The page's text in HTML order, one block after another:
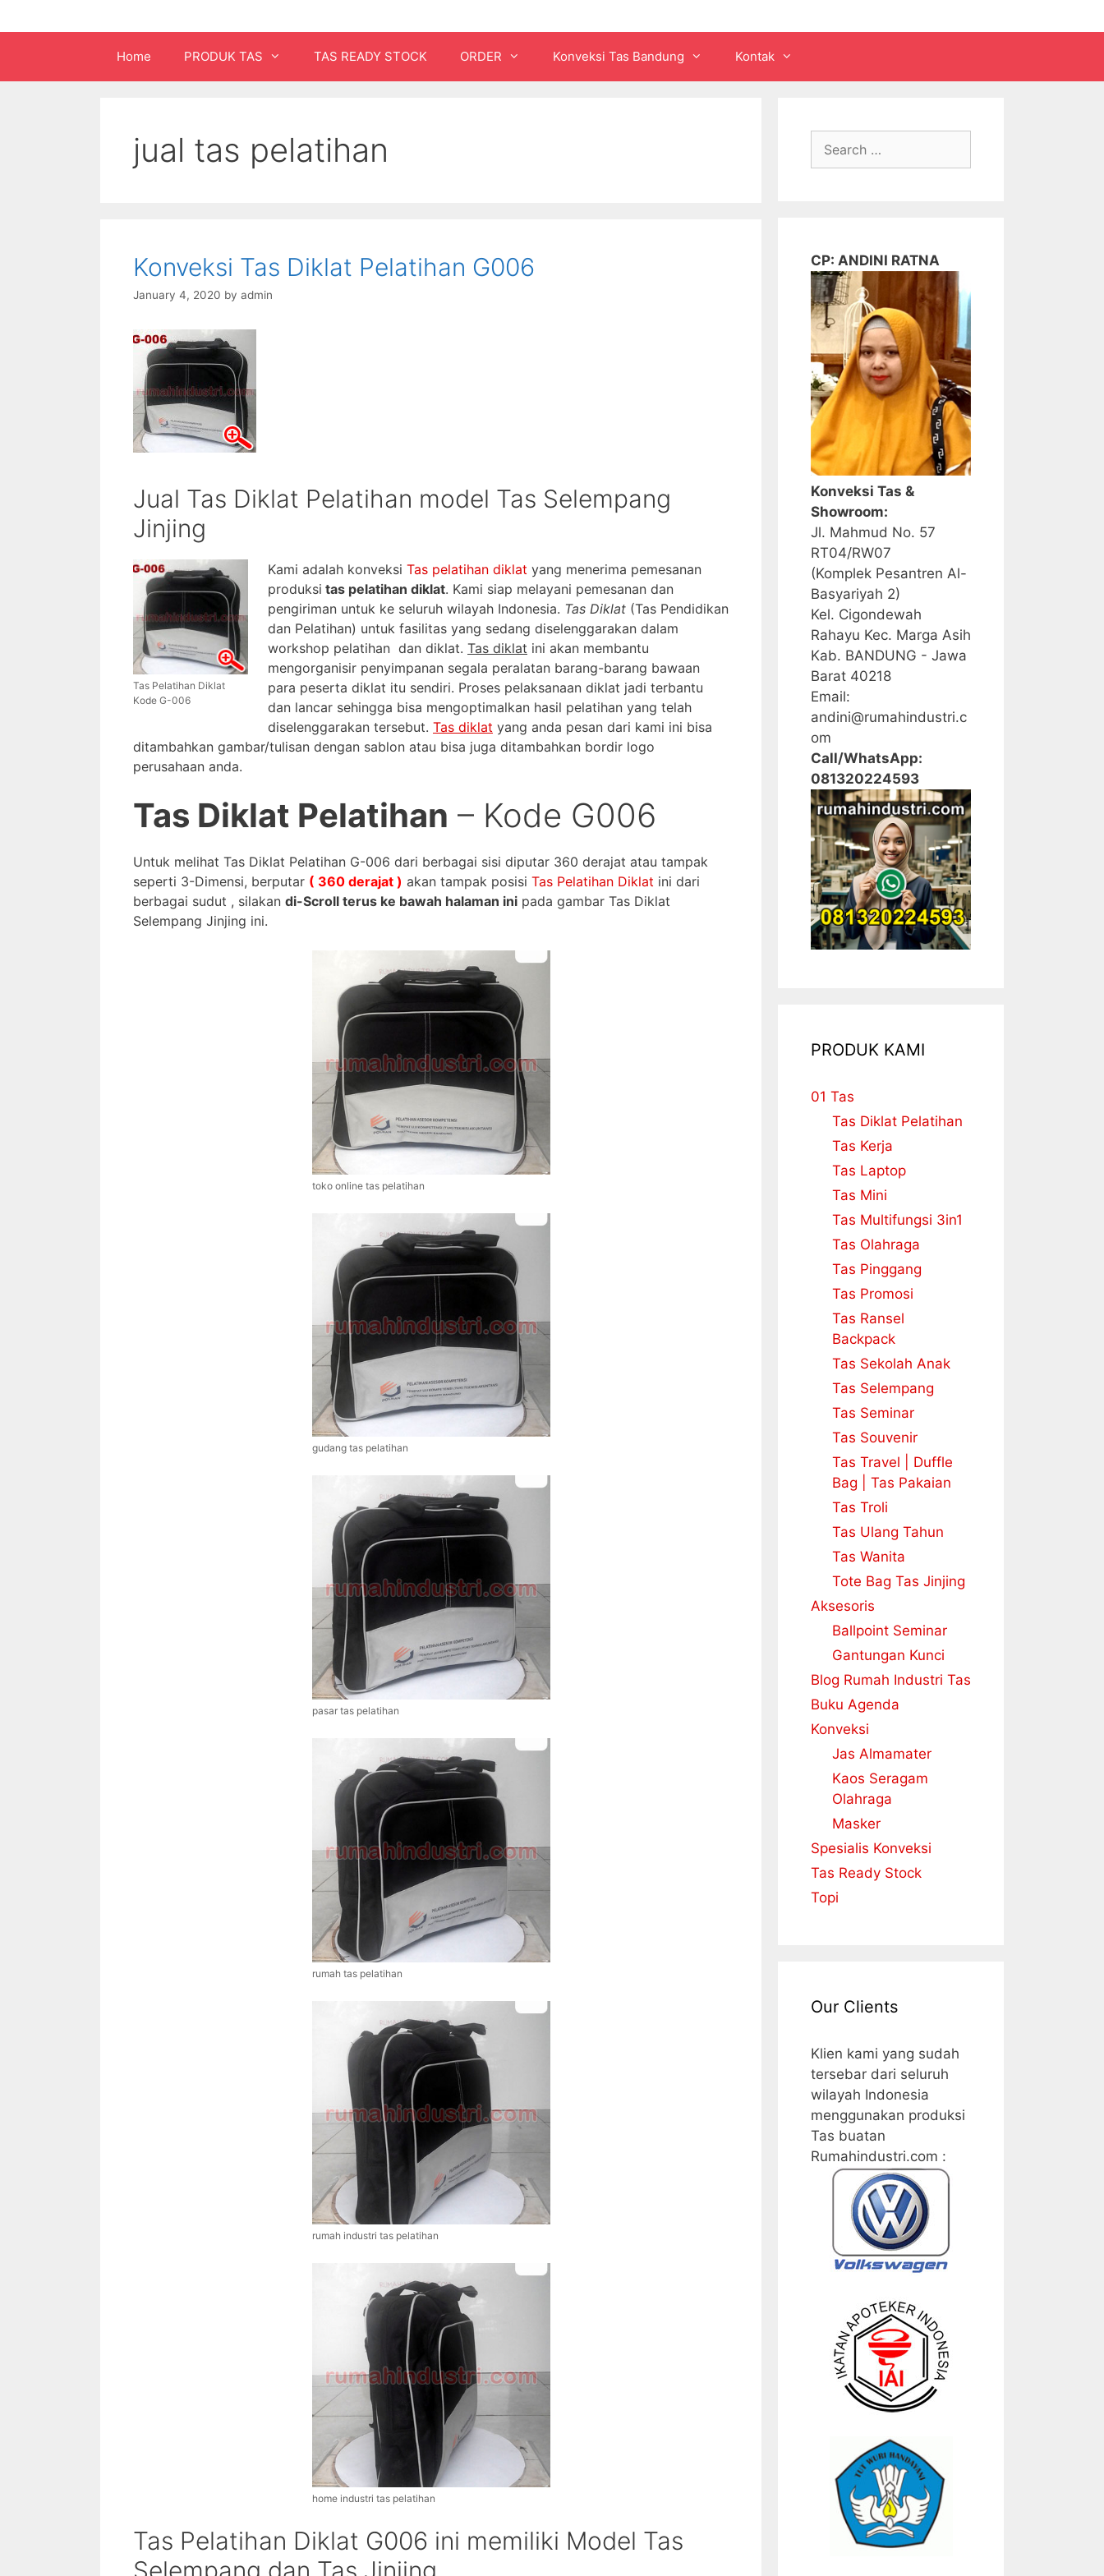
Home PRODUK TAS TAS READY STOCK ORDER Konveksi Tas Bandung Kontak
jual tas pelatihan
Konveksi Tas Diklat Pelatihan G006
January 4, 2020 by admin
Jual Tas Diklat Pelatihan model Tas Selempang
Jinjing
Tas Pelatihan Diklat
Kode G-006
Kami adalah konveksi Tas pelatihan diklat yang menerima pemesanan
produksi tas pelatihan diklat. Kami siap melayani pemesanan dan
pengiriman untuk ke seluruh wilayah Indonesia. Tas Diklat (Tas Pendidikan
dan Pelatihan) untuk fasilitas yang sedang diselenggarakan dalam
workshop pelatihan dan diklat. Tas diklat ini akan membantu
mengorganisir penyimpanan segala peralatan barang-barang bawaan
para peserta diklat itu sendiri. Proses pelaksanaan diklat jadi terbantu
dan lancar sehingga bisa mengoptimalkan hasil pelatihan yang telah
diselenggarakan tersebut. Tas diklat yang anda pesan dari kami ini bisa
ditambahkan gambar/tulisan dengan sablon atau bisa juga ditambahkan bordir logo
perusahaan anda.
Tas Diklat Pelatihan – Kode G006
Untuk melihat Tas Diklat Pelatihan G-006 dari berbagai sisi diputar 360 derajat atau tampak
seperti 3-Dimensi, berputar ( 360 derajat ) akan tampak posisi Tas Pelatihan Diklat ini dari
berbagai sudut , silakan di-Scroll terus ke bawah halaman ini pada gambar Tas Diklat
Selempang Jinjing ini.
toko online tas pelatihan
gudang tas pelatihan
pasar tas pelatihan
rumah tas pelatihan
rumah industri tas pelatihan
home industri tas pelatihan
Tas Pelatihan Diklat G006 ini memiliki Model Tas
for:
CP: ANDINI RATNA
Konveksi Tas &
Showroom:
Jl. Mahmud No. 57
RT04/RW07
(Komplek Pesantren Al-
Basyariyah 2)
Kel. Cigondewah
Rahayu Kec. Marga Asih
Kab. BANDUNG - Jawa
Barat 40218
Email:
andini@rumahindustri.c
om
Call/WhatsApp:
081320224593
PRODUK KAMI
01 Tas
Tas Diklat Pelatihan
Tas Kerja
Tas Laptop
Tas Mini
Tas Multifungsi 3in1
Tas Olahraga
Tas Pinggang
Tas Promosi
Tas Ransel
Backpack
Tas Sekolah Anak
Tas Selempang
Tas Seminar
Tas Souvenir
Tas Travel | Duffle
Bag | Tas Pakaian
Tas Troli
Tas Ulang Tahun
Tas Wanita
Tote Bag Tas Jinjing
Aksesoris
Ballpoint Seminar
Gantungan Kunci
Blog Rumah Industri Tas
Buku Agenda
Konveksi
Jas Almamater
Kaos Seragam
Olahraga
Masker
Spesialis Konveksi
Tas Ready Stock
Topi
Our Clients
Klien kami yang sudah
tersebar dari seluruh
wilayah Indonesia
menggunakan produksi
Tas buatan
Rumahindustri.com :